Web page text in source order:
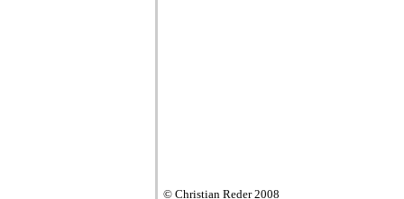
© Christian Reder 2008